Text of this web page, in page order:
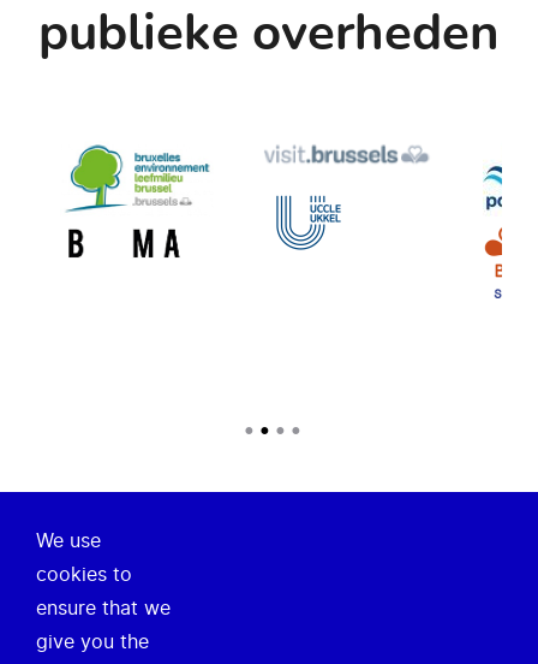
publieke overheden
Over ons
Onze missie
Nieuws
We use
cookies to
ensure that we
give you the